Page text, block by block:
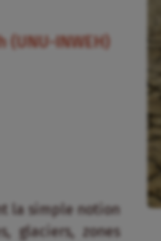
INWEH)
la simple notion
glaciers, zones